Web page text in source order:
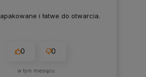
i łatwe do otwarcia.
0 0
w tym miesiącu